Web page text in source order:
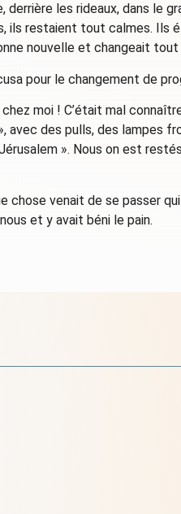
derrière les rideaux, dans le
ils restaient tout calmes. Ils
nouvelle et changeait tout
pour le changement de
moi ! C’était mal
avec des pulls, des lampes
». Nous on est
venait de se passer
et y avait béni le pain.